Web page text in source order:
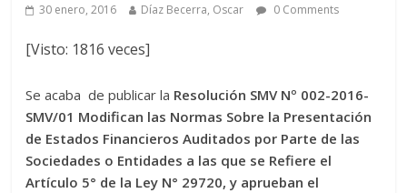
30 enero, 2016 Díaz Becerra, Oscar 0 Comments
[Visto: 1816 veces]
Se acaba de publicar la Resolución SMV Nº 002-2016-
SMV/01 Modifican las Normas Sobre la Presentación
de Estados Financieros Auditados por Parte de las
Sociedades o Entidades a las que se Refiere el
Artículo 5° de la Ley N° 29720, y aprueban el